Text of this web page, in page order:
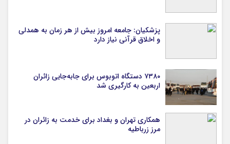
پزشکیان: جامعه امروز بیش از هر زمان به همدلی
و اخلاق قرآنی نیاز دارد
۷۳۸۰ دستگاه اتوبوس برای جابه‌جایی زائران
اربعین به‌ کارگیری شد
همکاری تهران و بغداد برای خدمت به زائران در
مرز زرباطیه